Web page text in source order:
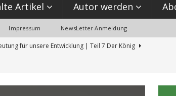
Artikel Autor werden
Impressum NewsLetter Anmeldung
für unsere Entwicklung | Teil 7 Der König